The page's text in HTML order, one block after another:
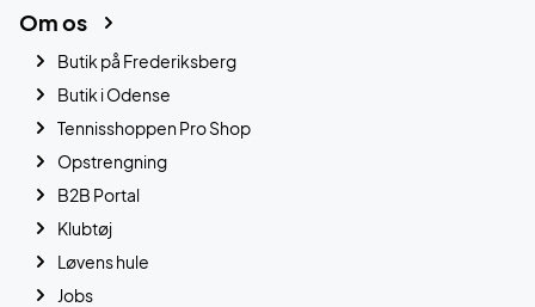
Om os
Butik på Frederiksberg
Butik i Odense
Tennisshoppen Pro Shop
Opstrengning
B2B Portal
Klubtøj
Løvens hule
Jobs